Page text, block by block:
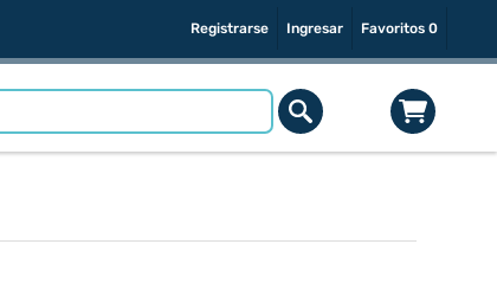
Registrarse Ingresar Favoritos 0